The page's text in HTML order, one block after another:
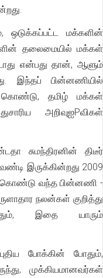
ஒடுக்கப்பட்ட மக்களின்
தலைமையில் மக்கள்
என்பது தான், ஆளும்
இந்தப் பின்னணியில்
தமிழ் மக்கள்
அறிவுஐPவிகள்
சுமந்திரனின் திடீர்
இருக்கின்றது 2009
கொண்டு வந்த பின்னணி -
நலன்கள் குறித்து
இதை யாரும்
போக்கின் போதும்,
முக்கியமானவர்கள்